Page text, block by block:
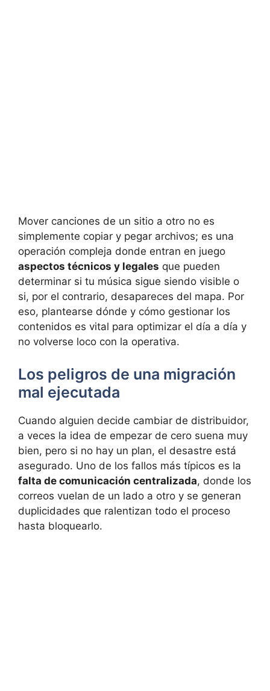
Mover canciones de un sitio a otro no es
simplemente copiar y pegar archivos; es una
operación compleja donde entran en juego
aspectos técnicos y legales que pueden
determinar si tu música sigue siendo visible o
si, por el contrario, desapareces del mapa. Por
eso, plantearse dónde y cómo gestionar los
contenidos es vital para optimizar el día a día y
no volverse loco con la operativa.
Los peligros de una migración
mal ejecutada
Cuando alguien decide cambiar de distribuidor,
a veces la idea de empezar de cero suena muy
bien, pero si no hay un plan, el desastre está
asegurado. Uno de los fallos más típicos es la
falta de comunicación centralizada, donde los
correos vuelan de un lado a otro y se generan
duplicidades que ralentizan todo el proceso
hasta bloquearlo.